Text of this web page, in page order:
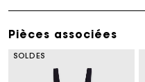
Pièces associées
SOLDES